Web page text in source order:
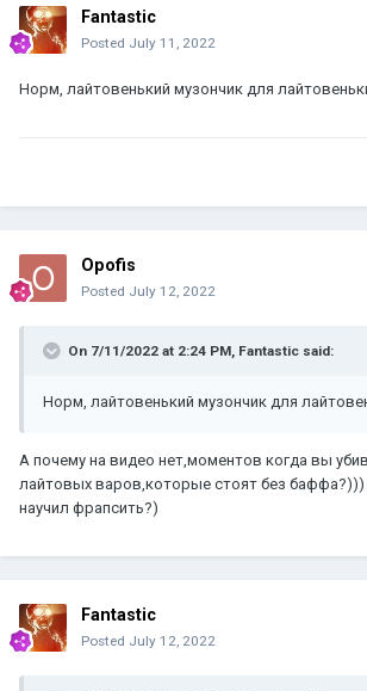
Fantastic
Posted July 11, 2022
Норм, лайтовенький музончик для
Opofis
Posted July 12, 2022
On 7/11/2022 at 2:24 PM, Fantastic said:
Норм, лайтовенький музончик для
А почему на видео нет,моментов когда вы
лайтовых варов,которые стоят без баффа?)))
научил фрапсить?)
Fantastic
Posted July 12, 2022